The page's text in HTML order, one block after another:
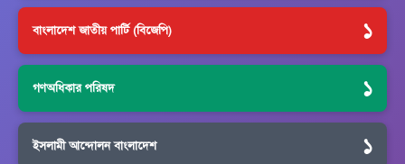
বাংলাদেশ জাতীয় পার্টি (বিজেপি) ১
গণঅধিকার পরিষদ ১
ইসলামী আন্দোলন বাংলাদেশ ১